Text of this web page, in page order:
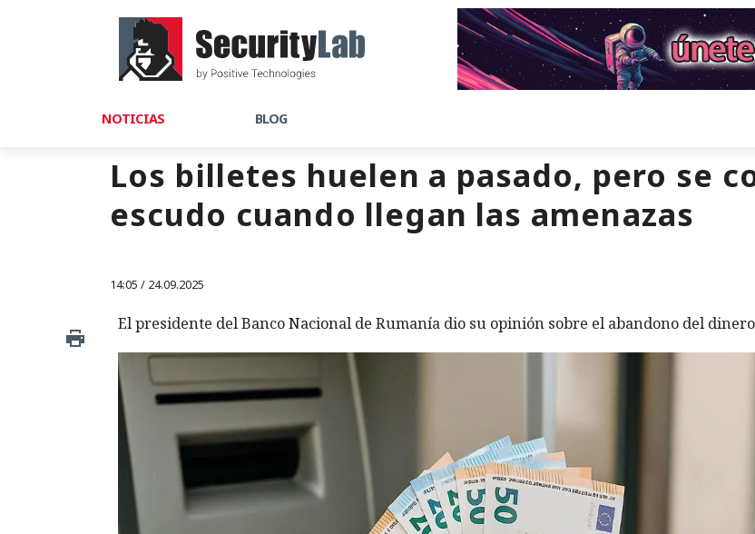
NOTICIAS BLOG
Los billetes huelen a pasado, pero se
escudo cuando llegan las amenazas
14:05 / 24.09.2025
El presidente del Banco Nacional de Rumanía dio su opinión sobre el abandono del